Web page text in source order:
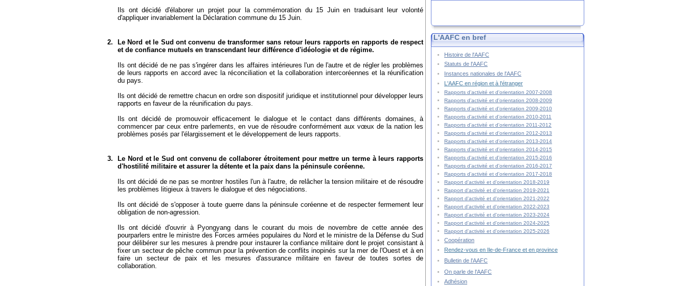
Ils ont décidé d'élaborer un projet pour la commémoration du 15 Juin en traduisant leur volonté
d'appliquer invariablement la Déclaration commune du 15 Juin.
2.
Le Nord et le Sud ont convenu de transformer sans retour leurs rapports en rapports de respect
et de confiance mutuels en transcendant leur différence d'idéologie et de régime.
Ils ont décidé de ne pas s'ingérer dans les affaires intérieures l'un de l'autre et de régler les problèmes
de leurs rapports en accord avec la réconciliation et la collaboration intercoréennes et la réunification
du pays.
Ils ont décidé de remettre chacun en ordre son dispositif juridique et institutionnel pour développer leurs
rapports en faveur de la réunification du pays.
Ils ont décidé de promouvoir efficacement le dialogue et le contact dans différents domaines, à
commencer par ceux entre parlements, en vue de résoudre conformément aux vœux de la nation les
problèmes posés par l'élargissement et le développement de leurs rapports.
3.
Le Nord et le Sud ont convenu de collaborer étroitement pour mettre un terme à leurs rapports
d'hostilité militaire et assurer la détente et la paix dans la péninsule coréenne.
Ils ont décidé de ne pas se montrer hostiles l'un à l'autre, de relâcher la tension militaire et de résoudre
les problèmes litigieux à travers le dialogue et des négociations.
Ils ont décidé de s'opposer à toute guerre dans la péninsule coréenne et de respecter fermement leur
obligation de non-agression.
Ils ont décidé d'ouvrir à Pyongyang dans le courant du mois de novembre de cette année des
pourparlers entre le ministre des Forces armées populaires du Nord et le ministre de la Défense du Sud
pour délibérer sur les mesures à prendre pour instaurer la confiance militaire dont le projet consistant à
fixer un secteur de pêche commun pour la prévention de conflits inopinés sur la mer de l'Ouest et à en
faire un secteur de paix et les mesures d'assurance militaire en faveur de toutes sortes de
collaboration.
L'AAFC en bref
Histoire de l'AAFC
Statuts de l'AAFC
Instances nationales de l'AAFC
L'AAFC en région et à l'étranger
Rapports d'activité et d'orientation 2007-2008
Rapports d'activité et d'orientation 2008-2009
Rapports d'activité et d'orientation 2009-2010
Rapports d'activité et d'orientation 2010-2011
Rapports d'activité et d'orientation 2011-2012
Rapports d'activité et d'orientation 2012-2013
Rapports d'activité et d'orientation 2013-2014
Rapports d'activité et d'orientation 2014-2015
Rapports d'activité et d'orientation 2015-2016
Rapports d'activité et d'orientation 2016-2017
Rapports d'activité et d'orientation 2017-2018
Rapport d'activité et d'orientation 2018-2019
Rapport d'activité et d'orientation 2019-2021
Rapport d'activité et d'orientation 2021-2022
Rapport d'activité et d'orientation 2022-2023
Rapport d'activité et d'orientation 2023-2024
Rapport d'activité et d'orientation 2024-2025
Rapport d'activité et d'orientation 2025-2026
Coopération
Rendez-vous en Ile-de-France et en province
Bulletin de l'AAFC
On parle de l'AAFC
Adhésion